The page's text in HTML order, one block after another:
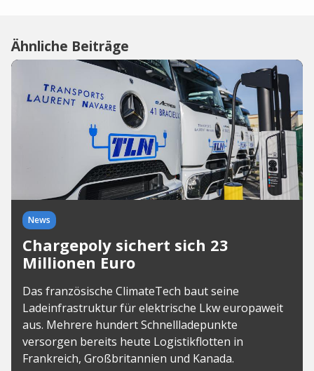
Ähnliche Beiträge
News
Chargepoly sichert sich 23
Millionen Euro
Das französische ClimateTech baut seine
Ladeinfrastruktur für elektrische Lkw europaweit
aus. Mehrere hundert Schnellladepunkte
versorgen bereits heute Logistikflotten in
Frankreich, Großbritannien und Kanada.